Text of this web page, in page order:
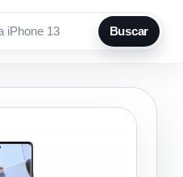
Buscar